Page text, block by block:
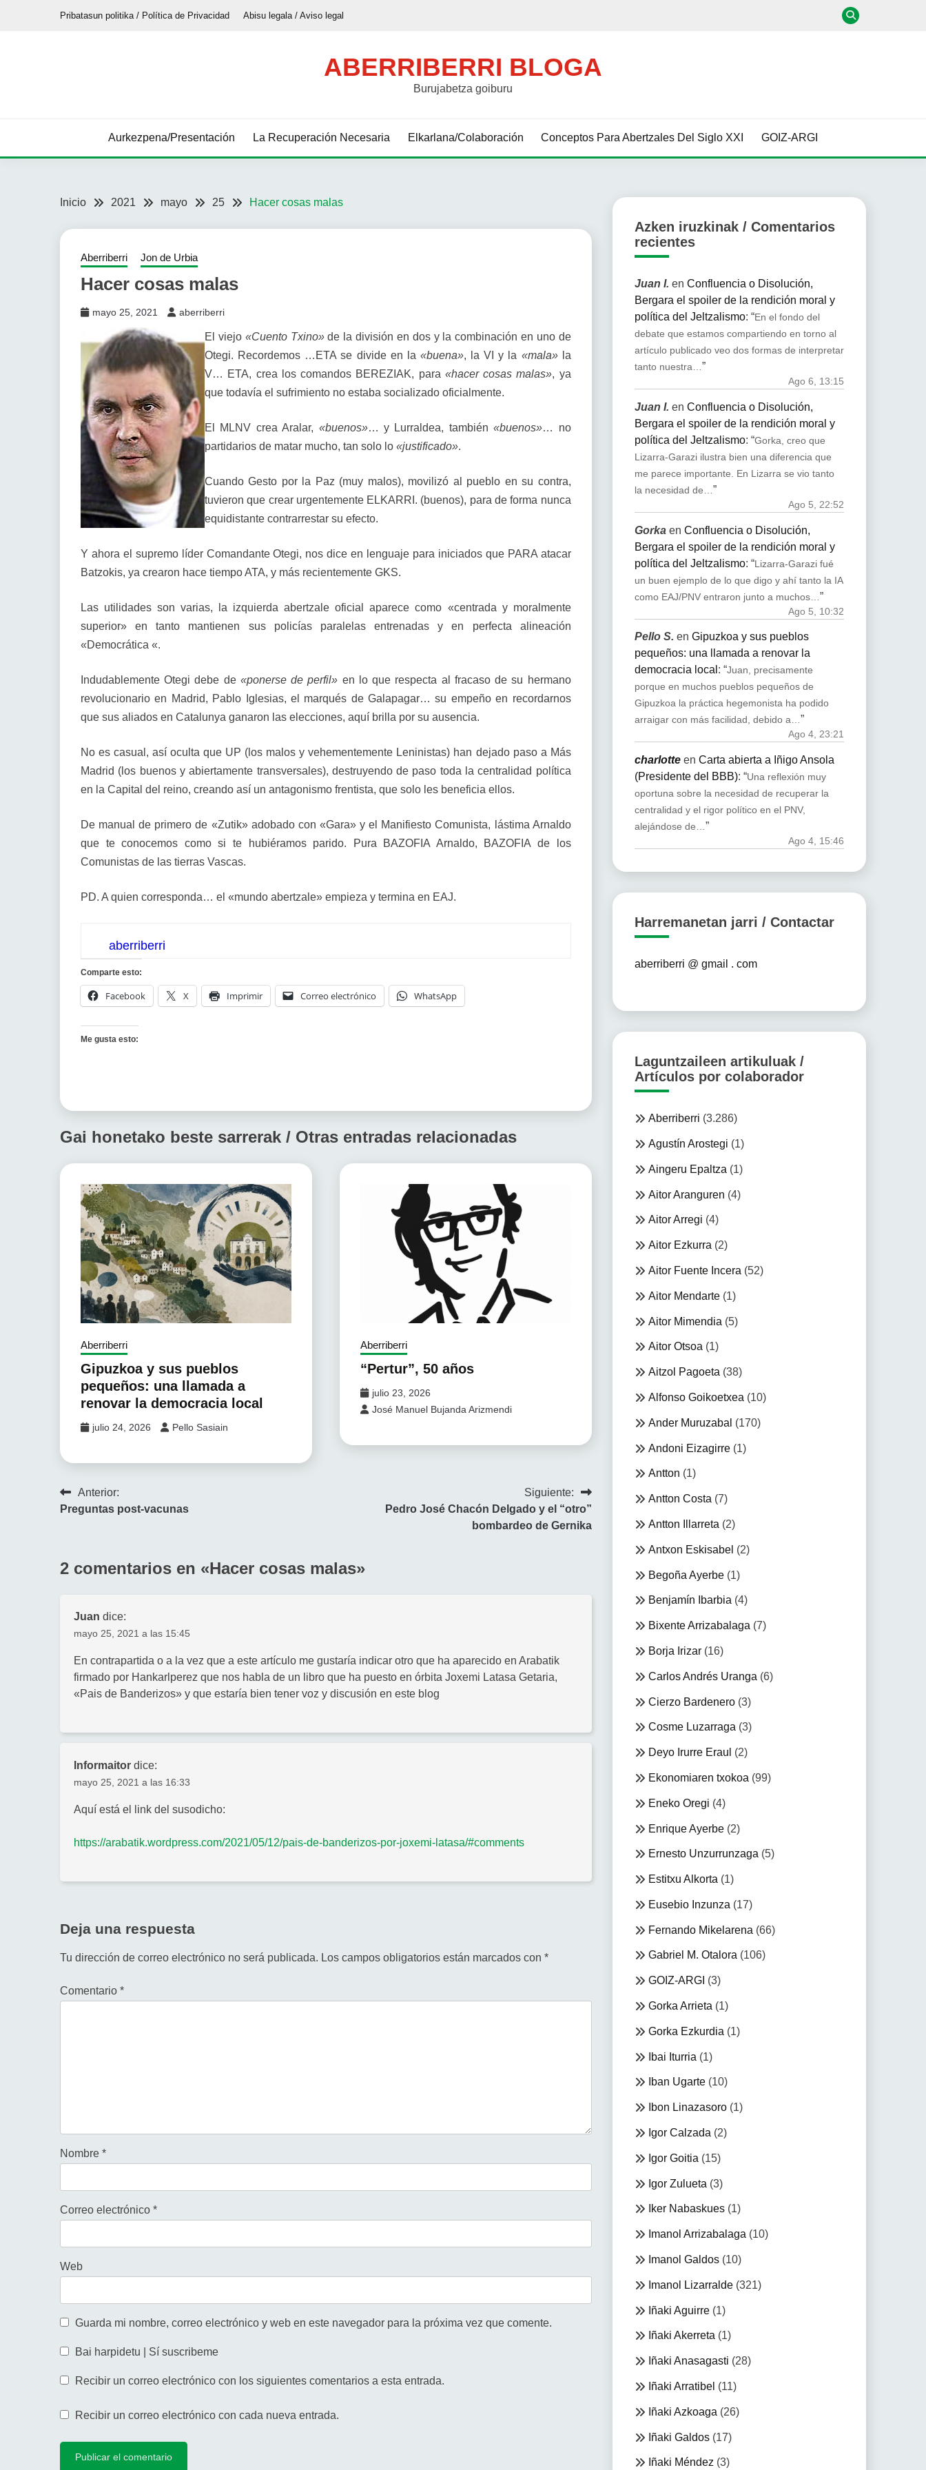
Pribatasun politika / Política de Privacidad Abisu legala / Aviso legal
ABERRIBERRI BLOGA
Burujabetza goiburu
Aurkezpena/Presentación La Recuperación Necesaria Elkarlana/Colaboración Conceptos Para Abertzales Del Siglo XXI GOIZ-ARGI
Inicio 2021 mayo 25 Hacer cosas malas
Aberriberri Jon de Urbia
Hacer cosas malas
mayo 25, 2021 aberriberri
El viejo «Cuento Txino»de la división en dos y la combinación en uno de
Otegi. Recordemos …ETA se divide en la «buena», la VI y la «mala»la
V… ETA, crea los comandos BEREZIAK, para «hacer cosas malas», ya
que todavía el sufrimiento no estaba socializado oficialmente.
El MLNV crea Aralar, «buenos»… y Lurraldea, también«buenos»… no
partidarios de matar mucho, tan solo lo «justificado».
Cuando Gesto por la Paz (muy malos), movilizó al pueblo en su contra,
tuvieron que crear urgentemente ELKARRI. (buenos), para de forma nunca
equidistante contrarrestar su efecto.
Y ahora el supremo líder Comandante Otegi, nos dice en lenguaje para iniciados que PARA atacar
Batzokis, ya crearon hace tiempo ATA, y más recientemente GKS.
Las utilidades son varias, la izquierda abertzale oficial aparece como «centrada y moralmente
superior» en tanto mantienen sus policías paralelas entrenadas y en perfecta alineación
«Democrática «.
Indudablemente Otegi debe de «ponerse de perfil» en lo que respecta al fracaso de su hermano
revolucionario en Madrid, Pablo Iglesias, el marqués de Galapagar… su empeño en recordarnos
que sus aliados en Catalunya ganaron las elecciones, aquí brilla por su ausencia.
No es casual, así oculta que UP (los malos y vehementemente Leninistas) han dejado paso a Más
Madrid (los buenos y abiertamente transversales), destruyendo de paso toda la centralidad política
en la Capital del reino, creando así un antagonismo frentista, que solo les beneficia ellos.
De manual de primero de «Zutik» adobado con «Gara» y el Manifiesto Comunista, lástima Arnaldo
que te conocemos como si te hubiéramos parido. Pura BAZOFIA Arnaldo, BAZOFIA de los
Comunistas de las tierras Vascas.
PD. A quien corresponda… el «mundo abertzale» empieza y termina en EAJ.
aberriberri
Comparte esto:
Facebook X Imprimir Correo electrónico WhatsApp
Me gusta esto:
Gai honetako beste sarrerak / Otras entradas relacionadas
Aberriberri
Gipuzkoa y sus pueblos
pequeños: una llamada a
renovar la democracia local
julio 24, 2026 Pello Sasiain
Aberriberri
“Pertur”, 50 años
julio 23, 2026
José Manuel Bujanda Arizmendi
Navegación
Anterior:
Preguntas post-vacunas
Siguiente:
Pedro José Chacón Delgado y el “otro”
bombardeo de Gernika
2 comentarios en «Hacer cosas malas»
Juan dice:
mayo 25, 2021 a las 15:45
En contrapartida o a la vez que a este artículo me gustaría indicar otro que ha aparecido en Arabatik
firmado por Hankarlperez que nos habla de un libro que ha puesto en órbita Joxemi Latasa Getaria,
«Pais de Banderizos» y que estaría bien tener voz y discusión en este blog
Informaitor dice:
mayo 25, 2021 a las 16:33
Aquí está el link del susodicho:
https://arabatik.wordpress.com/2021/05/12/pais-de-banderizos-por-joxemi-latasa/#comments
Deja una respuesta
Tu dirección de correo electrónico no será publicada. Los campos obligatorios están marcados con *
Comentario *
Nombre *
Correo electrónico *
Web
Guarda mi nombre, correo electrónico y web en este navegador para la próxima vez que comente.
Bai harpidetu | Sí suscribeme
Recibir un correo electrónico con los siguientes comentarios a esta entrada.
Recibir un correo electrónico con cada nueva entrada.
Azken iruzkinak / Comentarios
recientes
Juan I. en Confluencia o Disolución,
Bergara el spoiler de la rendición moral y
política del Jeltzalismo: “En el fondo del
debate que estamos compartiendo en torno al
artículo publicado veo dos formas de interpretar
tanto nuestra…”
Ago 6, 13:15
Juan I. en Confluencia o Disolución,
Bergara el spoiler de la rendición moral y
política del Jeltzalismo: “Gorka, creo que
Lizarra-Garazi ilustra bien una diferencia que
me parece importante. En Lizarra se vio tanto
la necesidad de… ”
Ago 5, 22:52
Gorkaen Confluencia o Disolución,
Bergara el spoiler de la rendición moral y
política del Jeltzalismo: “Lizarra-Garazi fué
un buen ejemplo de lo que digo y ahí tanto la IA
como EAJ/PNV entraron junto a muchos… ”
Ago 5, 10:32
Pello S. en Gipuzkoa y sus pueblos
pequeños: una llamada a renovar la
democracia local : “Juan, precisamente
porque en muchos pueblos pequeños de
Gipuzkoa la práctica hegemonista ha podido
arraigar con más facilidad, debido a…”
Ago 4, 23:21
charlotteen Carta abierta a Iñigo Ansola
(Presidente del BBB): “Una reflexión muy
oportuna sobre la necesidad de recuperar la
centralidad y el rigor político en el PNV,
alejándose de…”
Ago 4, 15:46
Harremanetan jarri / Contactar
aberriberri @ gmail . com
Laguntzaileen artikuluak /
Artículos por colaborador
Aberriberri (3.286)
Agustín Arostegi (1)
Aingeru Epaltza (1)
Aitor Aranguren (4)
Aitor Arregi (4)
Aitor Ezkurra (2)
Aitor Fuente Incera (52)
Aitor Mendarte(1)
Aitor Mimendia (5)
Aitor Otsoa (1)
Aitzol Pagoeta (38)
Alfonso Goikoetxea (10)
Ander Muruzabal (170)
Andoni Eizagirre(1)
Antton (1)
Antton Costa (7)
Antton Illarreta (2)
Antxon Eskisabel (2)
Begoña Ayerbe(1)
Benjamín Ibarbia (4)
Bixente Arrizabalaga (7)
Borja Irizar(16)
Carlos Andrés Uranga (6)
Cierzo Bardenero(3)
Cosme Luzarraga (3)
Deyo Irurre Eraul (2)
Ekonomiaren txokoa (99)
Eneko Oregi (4)
Enrique Ayerbe(2)
Ernesto Unzurrunzaga (5)
Estitxu Alkorta (1)
Eusebio Inzunza (17)
Fernando Mikelarena (66)
Gabriel M. Otalora(106)
GOIZ-ARGI (3)
Gorka Arrieta (1)
Gorka Ezkurdia (1)
Ibai Iturria (1)
Iban Ugarte(10)
Ibon Linazasoro(1)
Igor Calzada (2)
Igor Goitia (15)
Igor Zulueta (3)
Iker Nabaskues(1)
Imanol Arrizabalaga (10)
Imanol Galdos(10)
Imanol Lizarralde(321)
Iñaki Aguirre(1)
Iñaki Akerreta(1)
Iñaki Anasagasti (28)
Iñaki Arratibel (11)
Iñaki Azkoaga (26)
Iñaki Galdos(17)
Iñaki Méndez(3)